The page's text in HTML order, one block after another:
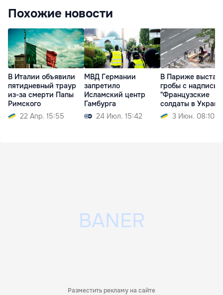
Похожие новости
В Италии объявили
пятидневный траур
из-за смерти Папы
Римского
22 Апр. 15:55
МВД Германии
запретило
Исламский центр
Гамбурга
24 Июл. 15:42
В Париже
гробы с надписью
"Французские
солдаты в
3 Июн. 08:10
Разместить рекламу на сайте